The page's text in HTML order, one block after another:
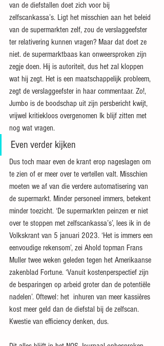
van de diefstallen doet zich voor bij
zelfscankassa’s. Ligt het misschien aan het beleid
van de supermarkten zelf, zou de verslaggeefster
ter relativering kunnen vragen? Maar dat doet ze
niet. de supermarktbaas kan onweersproken zijn
zegje doen. Hij is autoriteit, dus het zal kloppen
wat hij zegt. Het is een maatschappelijk probleem,
zegt de verslaggeefster in haar commentaar. Zo!,
Jumbo is de boodschap uit zijn persbericht kwijt,
vrijwel kritiekloos overgenomen Ik blijf zitten met
nog wat vragen.
Even verder kijken
Dus toch maar even de krant erop nageslagen om
te zien of er meer over te vertellen valt. Misschien
moeten we af van die verdere automatisering van
de supermarkt. Minder personeel immers, betekent
minder toezicht. ‘De supermarkten peinzen er niet
over te stoppen met zelfscankassa’s’, lees ik in de
Volkskrant van 5 januari 2023. ‘Het is immers een
eenvoudige rekensom’, zei Ahold topman Frans
Muller twee weken geleden tegen het Amerikaanse
zakenblad Fortune. ‘Vanuit kostenperspectief zijn
de besparingen op arbeid groter dan de potentiële
nadelen’. Oftewel: het  inhuren van meer kassières
kost meer geld dan de diefstal bij de zelfscan.
Kwestie van efficiency denken, dus.